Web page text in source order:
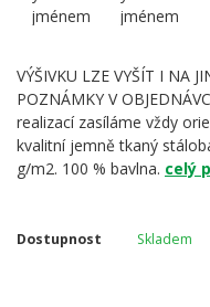
VÝŠIVKU LZE VYŠÍT I NA
POZNÁMKY V
realizací zasíláme vždy
kvalitní jemně tkaný
g/m2. 100 % bavlna. celý
Dostupnost Skladem